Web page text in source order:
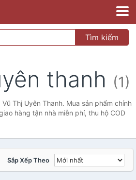
Tìm kiếm
thanh (1)
Thị Uyên Thanh. Mua sản phẩm chính
hàng tận nhà miễn phí, thu hộ COD
Sắp Xếp Theo